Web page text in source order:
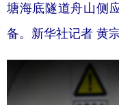
塘海底隧道舟山侧
备。 新华社记者 黄